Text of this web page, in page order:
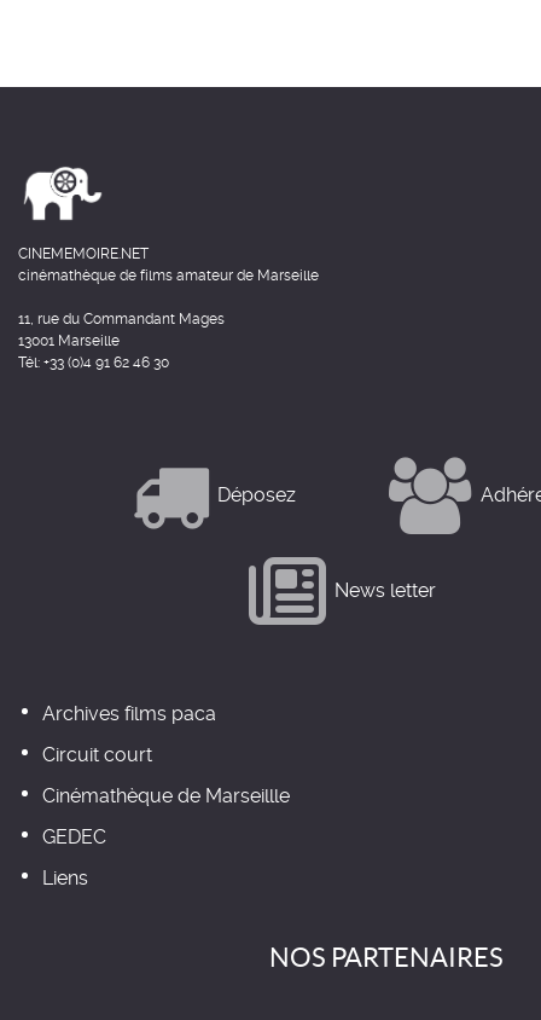
CINEMEMOIRE.NET
cinémathèque de films amateur de Marseille
11, rue du Commandant Mages
13001 Marseille
Tél: +33 (0)4 91 62 46 30
Déposez
News letter
Archives films paca
Circuit court
Cinémathèque de Marseillle
GEDEC
Liens
NOS PARTENAIRES